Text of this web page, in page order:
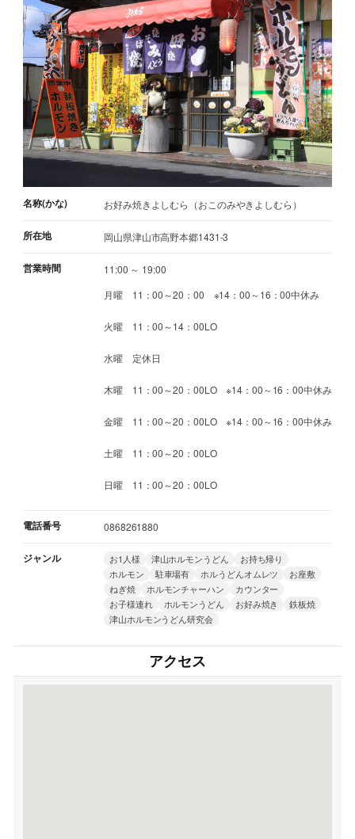
名称(かな) お好み焼きよしむら（おこのみやきよしむら）
所在地 岡山県津山市高野本郷1431-3
営業時間
11:00 ～ 19:00
月曜 11：00～20：00 ※14：00～16：00中休み
火曜 11：00～14：00LO
水曜 定休日
木曜 11：00～20：00LO ※14：00～16：00中休み
金曜 11：00～20：00LO ※14：00～16：00中休み
土曜 11：00～20：00LO
日曜 11：00～20：00LO
電話番号 0868261880
ジャンル お1人様 津山ホルモンうどん
お持ち帰り
ホルモン
駐車場有 ホルうどんオムレツ
お座敷
ねぎ焼
ホルモンチャーハン
カウンター
お子様連れ
ホルモンうどん お好み焼き
鉄板焼
津山ホルモンうどん研究会
アクセス